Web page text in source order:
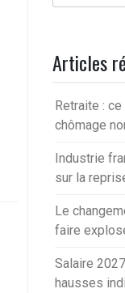
Articles
Retraite :
chômage
Industrie
sur la
Le
faire
Salaire
hausses